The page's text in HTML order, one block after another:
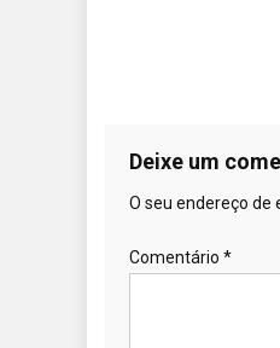
Deixe um
O seu endereço de
Comentário *